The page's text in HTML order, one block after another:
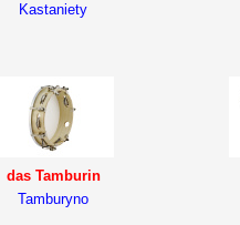
Kastaniety
das Tamburin
Tamburyno